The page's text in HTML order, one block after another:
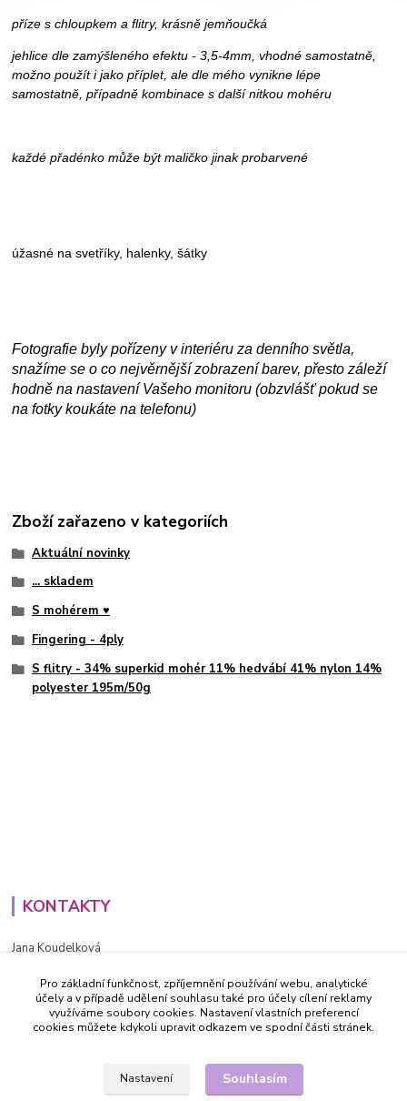
příze s chloupkem a flitry, krásně jemňoučká
jehlice dle zamýšleného efektu - 3,5-4mm, vhodné samostatně,
možno použít i jako příplet, ale dle mého vynikne lépe
samostatně, případně kombinace s další nitkou mohéru
každé přadénko může být maličko jinak probarvené
úžasné na svetříky, halenky, šátky
Fotografie byly pořízeny v interiéru za denního světla,
snažíme se o co nejvěrnější zobrazení barev, přesto záleží
hodně na nastavení Vašeho monitoru (obzvlášť pokud se
na fotky koukáte na telefonu)
Zboží zařazeno v kategoriích
Aktuální novinky
... skladem
S mohérem ♥
Fingering - 4ply
S flitry - 34% superkid mohér 11% hedvábí 41% nylon 14%
polyester 195m/50g
KONTAKTY
Jana Koudelková
PO - PÁ (8-16h)
info@decida.cz
Pro základní funkčnost, zpříjemnění používání webu, analytické
účely a v případě udělení souhlasu také pro účely cílení reklamy
využíváme soubory cookies. Nastavení vlastních preferencí
cookies můžete kdykoli upravit odkazem ve spodní části stránek.
Nastavení Souhlasím